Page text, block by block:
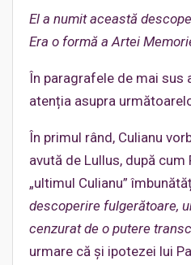
El a numit această
Era o formă a Artei
În paragrafele de mai sus
atenția asupra
În primul rând, Culianu
avută de Lullus, după
„ultimul Culianu”
descoperire fulgerătoare,
cenzurat de o putere
urmare că și ipotezei lui